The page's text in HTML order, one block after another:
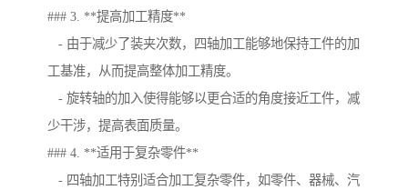
### 3. **提高加工精度**
- 由于减少了装夹次数，四轴加工能够地保持工件的加
工基准，从而提高整体加工精度。
- 旋转轴的加入使得能够以更合适的角度接近工件，减
少干涉，提高表面质量。
### 4. **适用于复杂零件**
- 四轴加工特别适合加工复杂零件，如零件、器械、汽